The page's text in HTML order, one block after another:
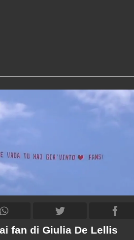
fan di Giulia De Lellis